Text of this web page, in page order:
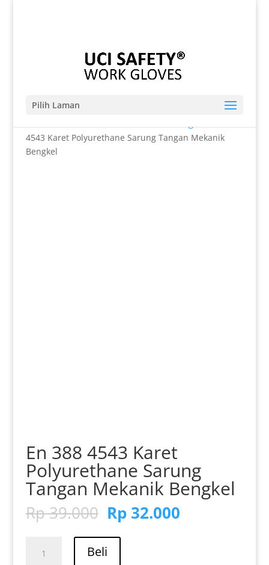
Pilih Laman
4543 Karet Polyurethane Sarung Tangan Mekanik
Bengkel
En 388 4543 Karet
Polyurethane Sarung
Tangan Mekanik Bengkel
Rp39.000 Harga
aslinya
adalah:
Rp 39.000.
Rp32.000Harga
Beli